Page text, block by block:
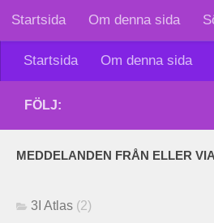
Skip to content
Startsida Om denna sida
Startsida Om denna sida
FÖLJ:
MEDDELANDEN FRÅN ELLER
3I Atlas (2)